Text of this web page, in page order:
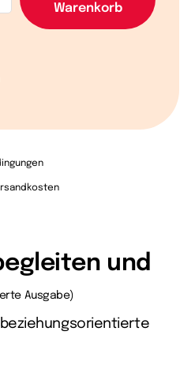
Warenkorb
und
Ausgabe)